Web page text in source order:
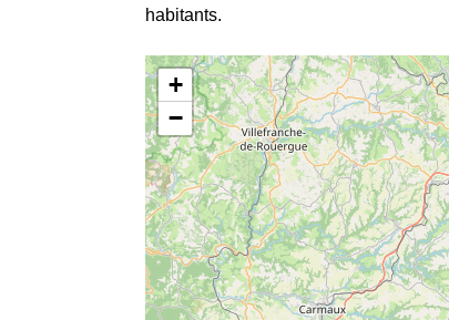
habitants.
+
−